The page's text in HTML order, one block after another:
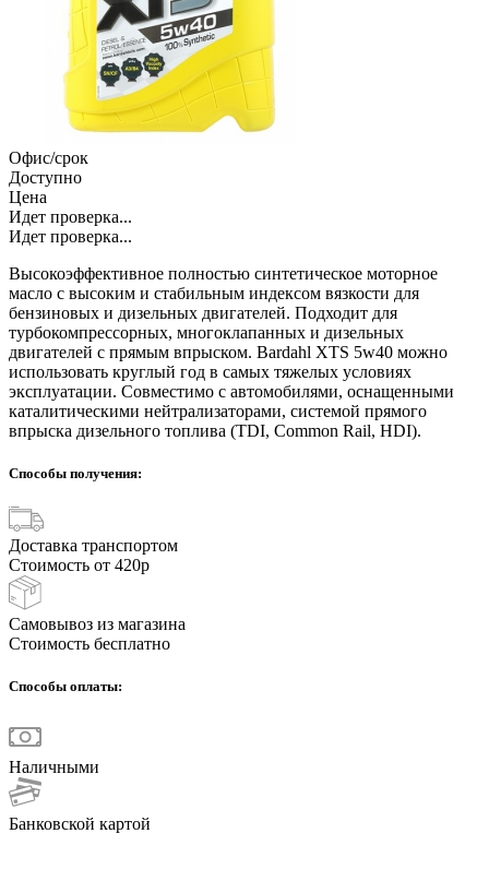
Офис/срок
Доступно
Цена
Идет проверка...
Идет проверка...
Высокоэффективное полностью синтетическое моторное
масло с высоким и стабильным индексом вязкости для
бензиновых и дизельных двигателей. Подходит для
турбокомпрессорных, многоклапанных и дизельных
двигателей с прямым впрыском. Bardahl XTS 5w40 можно
использовать круглый год в самых тяжелых условиях
эксплуатации. Совместимо с автомобилями, оснащенными
каталитическими нейтрализаторами, системой прямого
впрыска дизельного топлива (TDI, Common Rail, HDI).
Способы получения:
Доставка транспортом
Стоимость от 420р
Самовывоз из магазина
Стоимость бесплатно
Способы оплаты:
Наличными
Банковской картой